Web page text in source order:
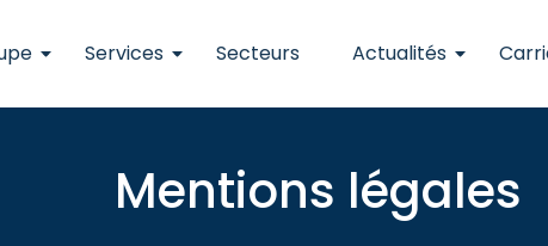
Services Secteurs Actualités
Mentions légales